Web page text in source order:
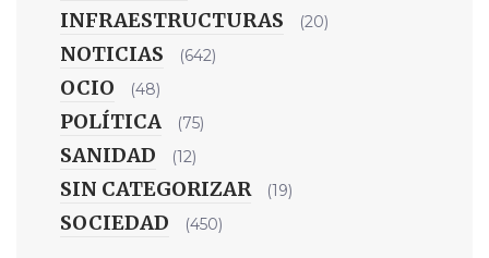
INFRAESTRUCTURAS (20)
NOTICIAS (642)
OCIO (48)
POLÍTICA (75)
SANIDAD (12)
SIN CATEGORIZAR (19)
SOCIEDAD (450)